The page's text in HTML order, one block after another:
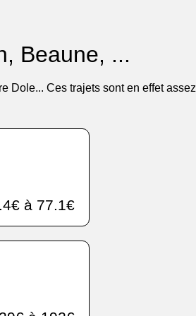
Beaune, ...
Dole... Ces trajets sont en effet assez
à 77.1€